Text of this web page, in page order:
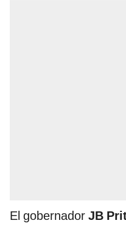
El gobernador JB